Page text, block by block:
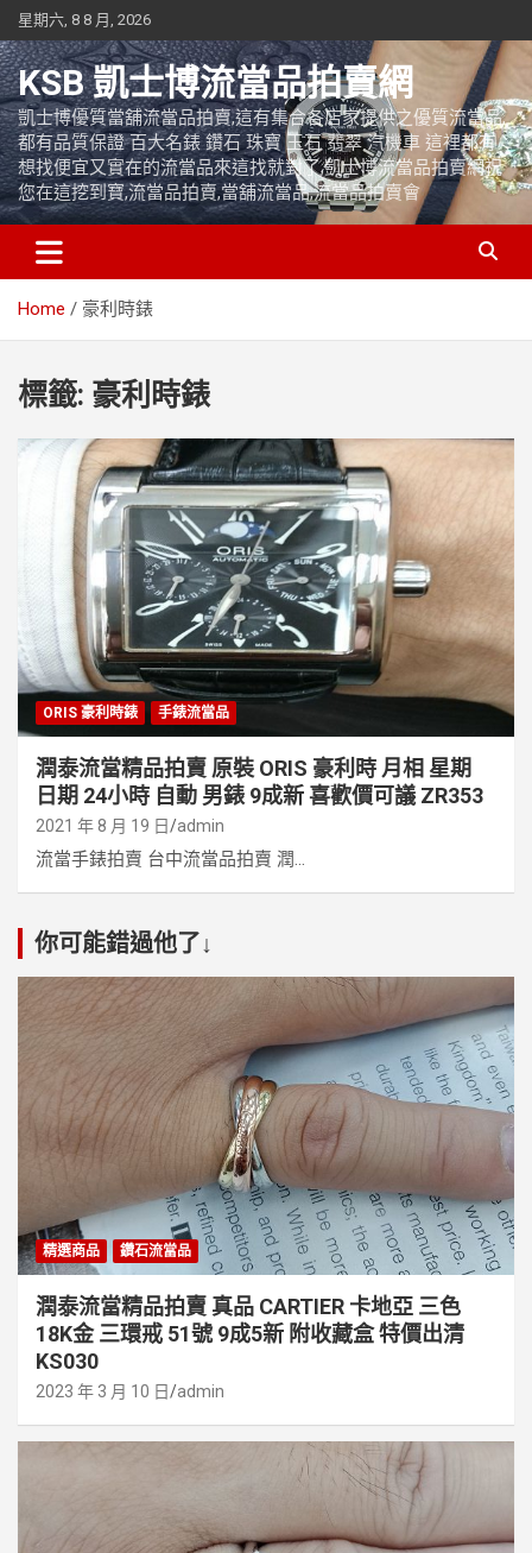
Skip
to
content
星期六, 8 8 月, 2026
KSB 凱士博流當品拍賣網
凱士博優質當舖流當品拍賣,這有集合各店家提供之優質流當品,
都有品質保證 百大名錶 鑽石 珠寶 玉石 翡翠 汽機車 這裡都有
想找便宜又實在的流當品來這找就對了,凱士博流當品拍賣網祝
您在這挖到寶,流當品拍賣,當舖流當品,流當品拍賣會
Home 豪利時錶
標籤: 豪利時錶
ORIS 豪利時錶 手錶流當品
潤泰流當精品拍賣 原裝 ORIS 豪利時 月相 星期
日期 24小時 自動 男錶 9成新 喜歡價可議 ZR353
2021 年 8 月 19 日 admin
流當手錶拍賣 台中流當品拍賣 潤...
你可能錯過他了↓
精選商品 鑽石流當品
潤泰流當精品拍賣 真品 CARTIER 卡地亞 三色
18K金 三環戒 51號 9成5新 附收藏盒 特價出清
KS030
2023 年 3 月 10 日 admin